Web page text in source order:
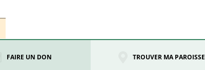
FAIRE UN DON TROUVER MA PAROISSE